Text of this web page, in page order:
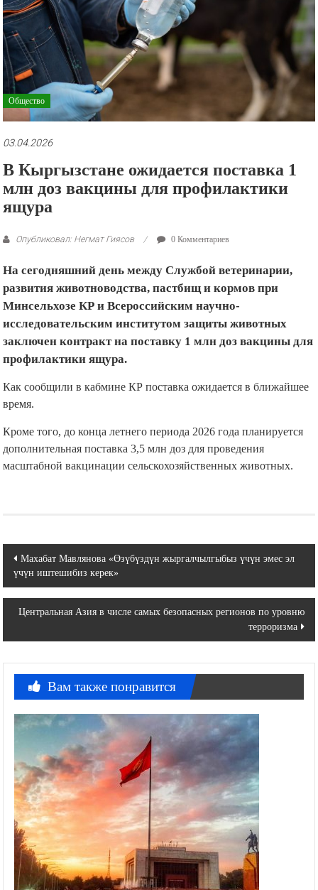
рекламные
ролики
и
презентации.
Общество
03.04.2026
В Кыргызстане ожидается поставка 1
млн доз вакцины для профилактики
ящура
Опубликовал: Негмат Гиясов 0 Комментариев
На сегодняшний день между Службой ветеринарии,
развития животноводства, пастбищ и кормов при
Минсельхозе КР и Всероссийским научно-
исследовательским институтом защиты животных
заключен контракт на поставку 1 млн доз вакцины для
профилактики ящура.
Как сообщили в кабмине КР поставка ожидается в ближайшее
время.
Кроме того, до конца летнего периода 2026 года планируется
дополнительная поставка 3,5 млн доз для проведения
масштабной вакцинации сельскохозяйственных животных.
Навигация
по
записям
Махабат Мавлянова «Өзүбүздүн жыргалчылгыбыз үчүн эмес эл
үчүн иштешибиз керек»
Центральная Азия в числе самых безопасных регионов по уровню
терроризма
Вам также понравится